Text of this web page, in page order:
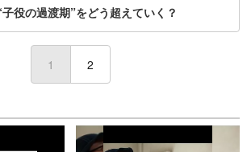
役の過渡期”をどう超えていく？
1 (current)
2